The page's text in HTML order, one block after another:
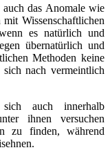
das Anomale wie
Wissenschaftlichen
es natürlich und
übernatürlich und
Methoden keine
sich nach vermeintlich
auch innerhalb
ihnen versuchen
zu finden, während